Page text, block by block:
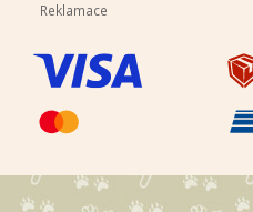
Reklamace